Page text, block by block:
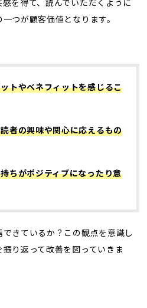
を得て、読んでいただくように
つが顧客価値となります。
トやベネフィットを感じるこ
者の興味や関心に応えるもの
ちがポジティブになったり意
きているか？この観点を意識し
り返って改善を図っていきま